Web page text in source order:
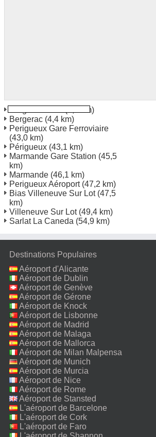
(4,3 km)
Bergerac (4,4 km)
Perigueux Gare Ferroviaire
(43,0 km)
Périgueux (43,1 km)
Marmande Gare Station (45,5
km)
Marmande (46,1 km)
Perigueux Aéroport(47,2 km)
Bias Villeneuve Sur Lot(47,5
km)
Villeneuve Sur Lot(49,4 km)
Sarlat La Caneda (54,9 km)
Destinations Populaires
Aéroport d'Alicante
Aéroport de Dublin
Aéroport de Genève
Aéroport de Gérone
Aéroport de Knock
Aéroport de Lisbonne
Aéroport de Madrid
Aéroport de Malaga
Aéroport de Mallorca
Aéroport de Milan Malpensa
Aéroport de Munich
Aéroport de Murcia
Aéroport de Nice
Aéroport de Rome
Fiumicino
Aéroport de Stansted
L'aéroport de Barcelone
L'aéroport de Cork
L'aéroport de Faro